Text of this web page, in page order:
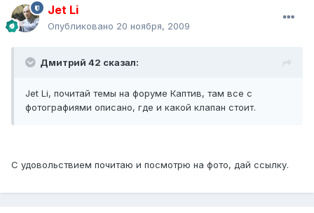
Jet Li
Опубликовано 20 ноября, 2009
Дмитрий 42 сказал:
Jet Li, почитай темы на форуме Каптив, там все с
фотографиями описано, где и какой клапан стоит.
С удовольствием почитаю и посмотрю на фото, дай ссылку.